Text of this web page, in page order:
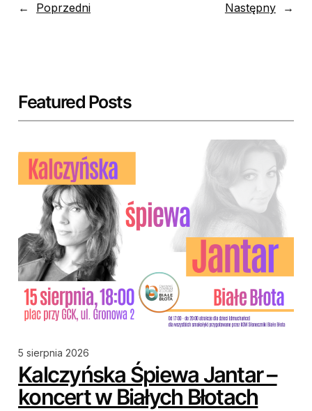
← Poprzedni Następny →
Featured Posts
5 sierpnia 2026
Kalczyńska Śpiewa Jantar –
koncert w Białych Błotach